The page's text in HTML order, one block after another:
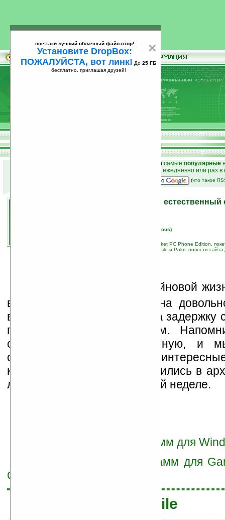
25
и самые популярные
на email ежедневно или раз
(что такое
Программы на Ладошках: естественный
Вячеслав Черников (devious)
Pocket PC Phone Edition,
лучшие программы Windows Mobile и Palm; новости сайта
еприятности в оффлайновой
выбить из рабочей колеи на
время. Просим прощения за задержку
подборки свежих программ.
список составляется вручную, и
отобрать для вас наиболее
которые либо недавно появились в
либо обновились на прошлой неделе.
Перейти к списку программ для
Перейти к списку программ для
OS)
Windows Mobile
×
всё-таки лучший облачный файл-стор!
Установите DropBox:
ПОЖАЛУЙСТА, вот линк! До 25 ГБ
бесплатно, приглашая друзей!